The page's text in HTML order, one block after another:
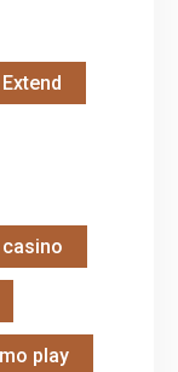
play